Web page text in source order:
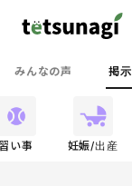
みんなの声 掲
い事 妊娠/出産